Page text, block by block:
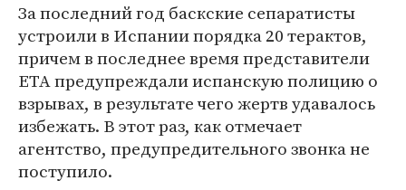
За последний год баскские сепаратисты
устроили в Испании порядка 20 терактов,
причем в последнее время представители
ETA предупреждали испанскую полицию о
взрывах, в результате чего жертв удавалось
избежать. В этот раз, как отмечает
агентство, предупредительного звонка не
поступило.